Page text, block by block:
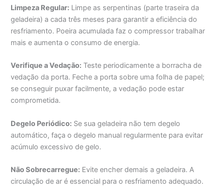
Limpeza Regular: Limpe as serpentinas (parte traseira da
geladeira) a cada três meses para garantir a eficiência do
resfriamento. Poeira acumulada faz o compressor trabalhar
mais e aumenta o consumo de energia.
Verifique a Vedação: Teste periodicamente a borracha de
vedação da porta. Feche a porta sobre uma folha de papel;
se conseguir puxar facilmente, a vedação pode estar
comprometida.
Degelo Periódico: Se sua geladeira não tem degelo
automático, faça o degelo manual regularmente para evitar
acúmulo excessivo de gelo.
Não Sobrecarregue: Evite encher demais a geladeira. A
circulação de ar é essencial para o resfriamento adequado.